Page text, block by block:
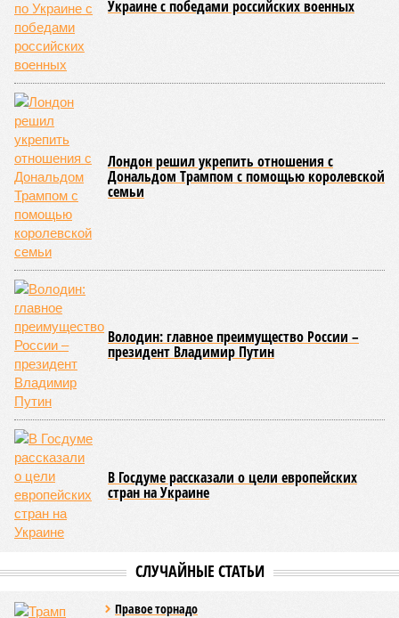
Украине с победами российских военных
Лондон решил укрепить отношения с
Дональдом Трампом с помощью королевской
семьи
Володин: главное преимущество России –
президент Владимир Путин
В Госдуме рассказали о цели европейских
стран на Украине
СЛУЧАЙНЫЕ СТАТЬИ
Правое торнадо